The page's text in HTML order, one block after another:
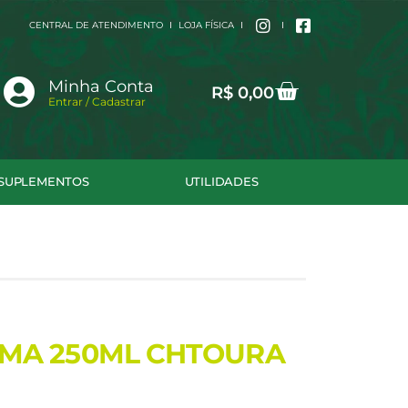
CENTRAL DE ATENDIMENTO LOJA FÍSICA
Minha Conta
Entrar / Cadastrar R$ 0,00Cart
UTILIDADES
250ML CHTOURA